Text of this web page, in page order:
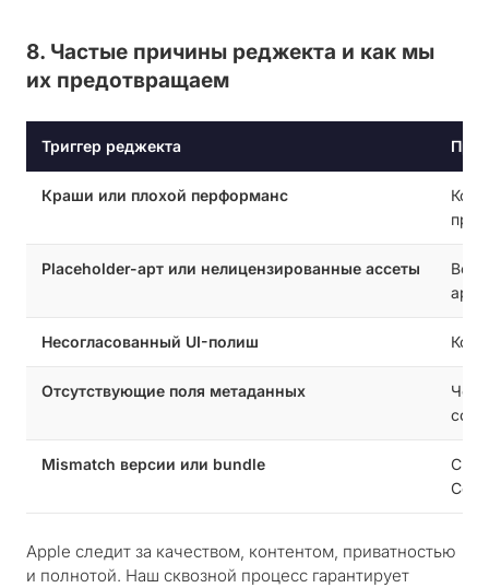
8. Частые причины реджекта и как мы
их предотвращаем
Триггер реджекта
Краши или плохой перформанс
Placeholder-арт или нелицензированные ассеты
Все
арт
Несогласованный UI-полиш
Отсутствующие поля метаданных
Mismatch версии или bundle
CI-
Apple следит за качеством, контентом, приватностью
и полнотой. Наш сквозной процесс гарантирует